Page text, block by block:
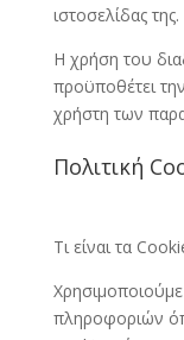
ιστοσελίδας της.
Η χρήση του
προϋποθέτει
χρήστη των
Πολιτική
Τι είναι τα
πληροφοριών